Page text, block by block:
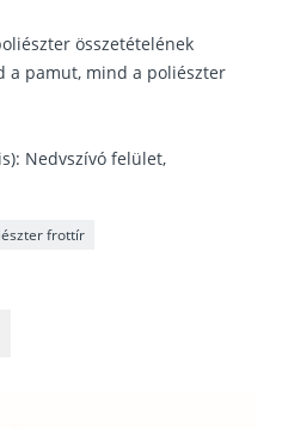
összetételének
a pamut, mind a poliészter
Nedvszívó felület,
frottír